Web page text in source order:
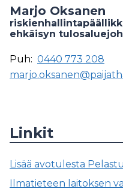
Marjo Oksanen
ehkäisyn
Puh: 0440 773 208
Linkit
Lisää avotulesta
Ilmatieteen laitoksen